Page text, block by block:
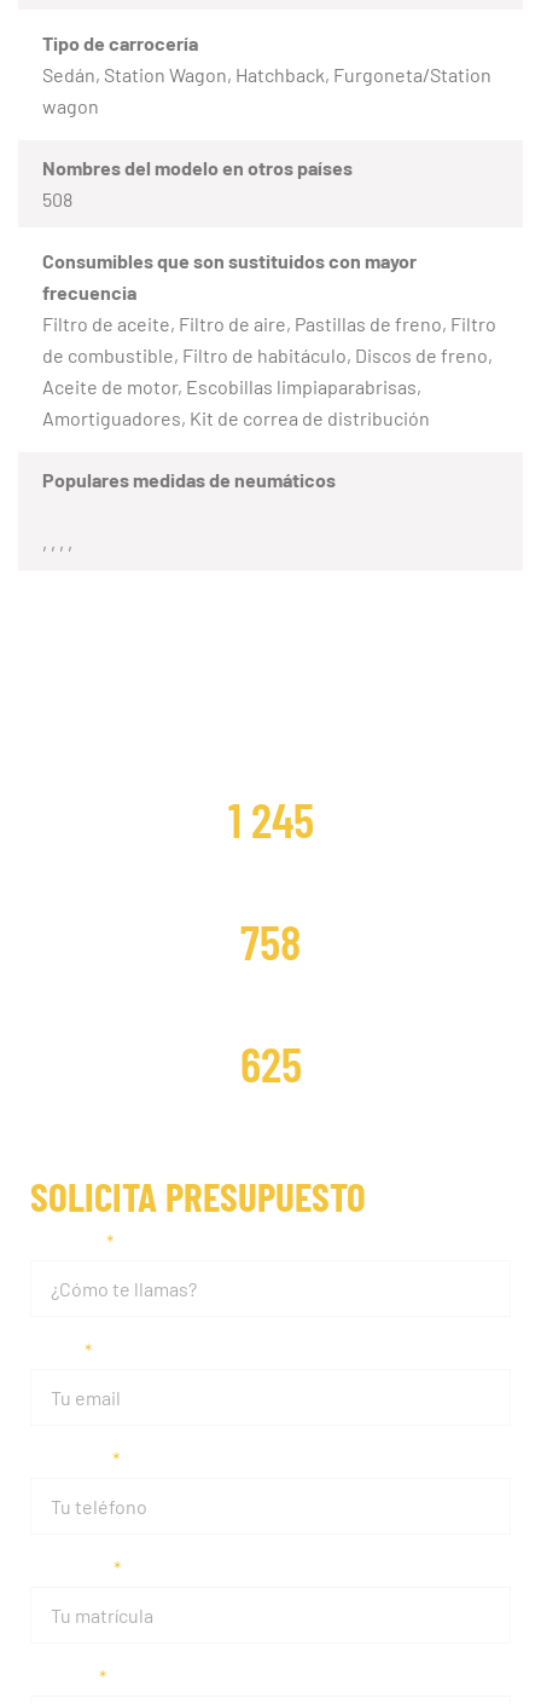
Tipo de carrocería
Sedán, Station Wagon, Hatchback, Furgoneta/Station
wagon
Nombres del modelo en otros países
508
Consumibles que son sustituidos con mayor
frecuencia
Filtro de aceite, Filtro de aire, Pastillas de freno, Filtro
de combustible, Filtro de habitáculo, Discos de freno,
Aceite de motor, Escobillas limpiaparabrisas,
Amortiguadores, Kit de correa de distribución
Populares medidas de neumáticos
, , , ,
SOLICITA PRESUPUESTO
1 245
758
625